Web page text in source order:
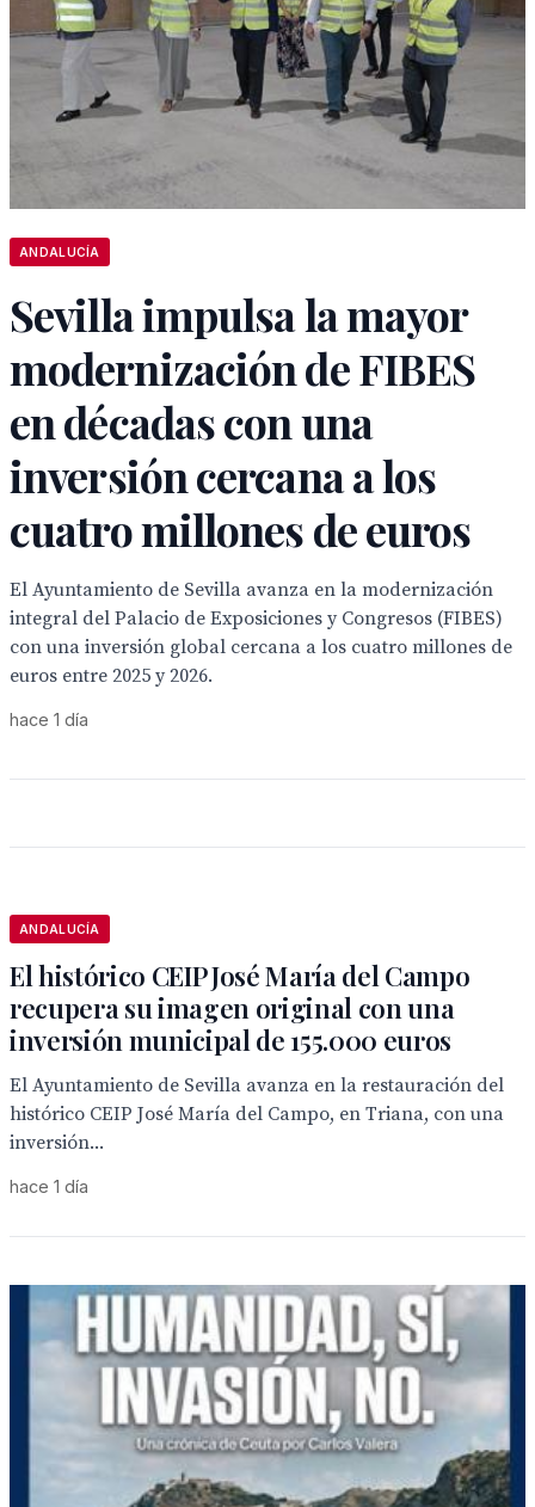
ANDALUCÍA
Sevilla impulsa la mayor
modernización de FIBES
en décadas con una
inversión cercana a los
cuatro millones de euros
El Ayuntamiento de Sevilla avanza en la modernización
integral del Palacio de Exposiciones y Congresos (FIBES)
con una inversión global cercana a los cuatro millones de
euros entre 2025 y 2026.
hace 1 día
ANDALUCÍA
El histórico CEIP José María del Campo
recupera su imagen original con una
inversión municipal de 155.000 euros
El Ayuntamiento de Sevilla avanza en la restauración del
histórico CEIP José María del Campo, en Triana, con una
inversión...
hace 1 día